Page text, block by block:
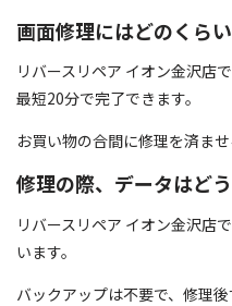
画面修理にはどのくら
リバースリペア イオン金沢店
最短20分で完了できます。
お買い物の合間に修理を済ませ
修理の際、データはど
リバースリペア イオン金沢店
います。
バックアップは不要で、修理